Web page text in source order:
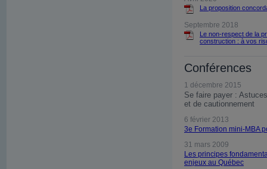
La proposition
Septembre 2018
Le non-respect de la
construction : à vos
Conférences
1 décembre 2015
Se faire payer :
et de cautionnement
6 février 2013
3e Formation mini-MBA
31 mars 2009
Les principes
enjeux au Québec